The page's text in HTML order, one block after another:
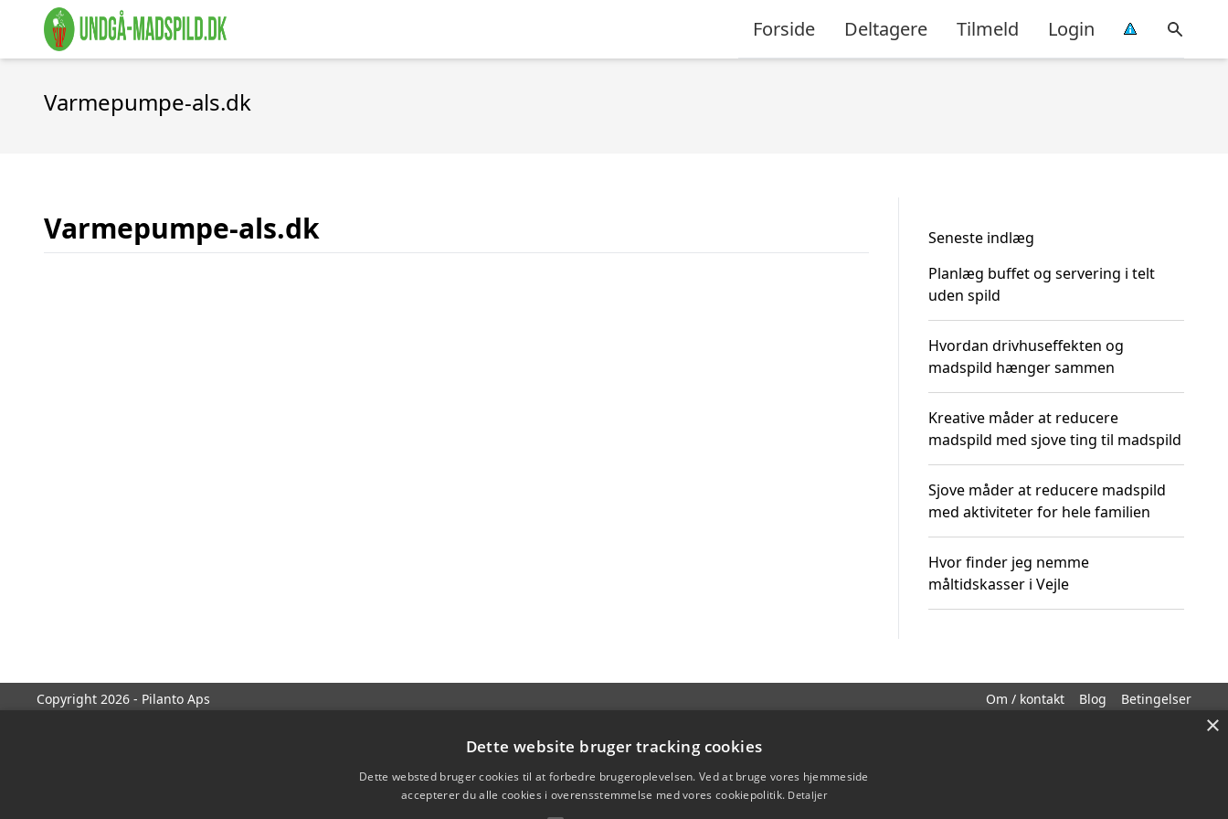
Forside Deltagere Tilmeld Login
Varmepumpe-als.dk
Varmepumpe-als.dk
Seneste indlæg
Planlæg buffet og servering i telt
uden spild
Hvordan drivhuseffekten og
madspild hænger sammen
Kreative måder at reducere
madspild med sjove ting til madspild
Sjove måder at reducere madspild
med aktiviteter for hele familien
Hvor finder jeg nemme
måltidskasser i Vejle
Copyright 2026 - Pilanto Aps Om / kontakt Blog Betingelser
×
Dette website bruger tracking cookies
Dette websted bruger cookies til at forbedre brugeroplevelsen. Ved at bruge vores hjemmeside
accepterer du alle cookies i overensstemmelse med vores cookiepolitik. Detaljer